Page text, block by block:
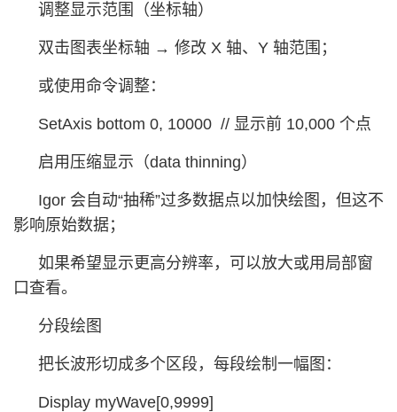
调整显示范围（坐标轴）
双击图表坐标轴 → 修改 X 轴、Y 轴范围；
或使用命令调整：
SetAxis bottom 0, 10000 // 显示前 10,000 个点
启用压缩显示（data thinning）
Igor 会自动“抽稀”过多数据点以加快绘图，但这不
影响原始数据；
如果希望显示更高分辨率，可以放大或用局部窗
口查看。
分段绘图
把长波形切成多个区段，每段绘制一幅图：
Display myWave[0,9999]